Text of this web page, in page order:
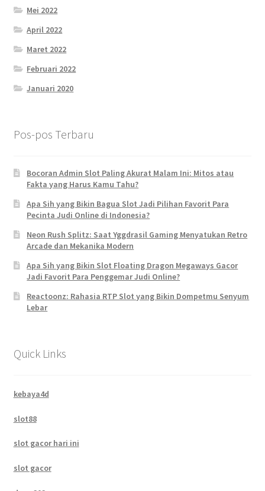
Mei 2022
April 2022
Maret 2022
Februari 2022
Januari 2020
Pos-pos Terbaru
Bocoran Admin Slot Paling Akurat Malam Ini: Mitos atau
Fakta yang Harus Kamu Tahu?
Apa Sih yang Bikin Bagua Slot Jadi Pilihan Favorit Para
Pecinta Judi Online di Indonesia?
Neon Rush Splitz: Saat Yggdrasil Gaming Menyatukan Retro
Arcade dan Mekanika Modern
Apa Sih yang Bikin Slot Floating Dragon Megaways Gacor
Jadi Favorit Para Penggemar Judi Online?
Reactoonz: Rahasia RTP Slot yang Bikin Dompetmu Senyum
Lebar
Quick Links
kebaya4d
slot88
slot gacor hari ini
slot gacor